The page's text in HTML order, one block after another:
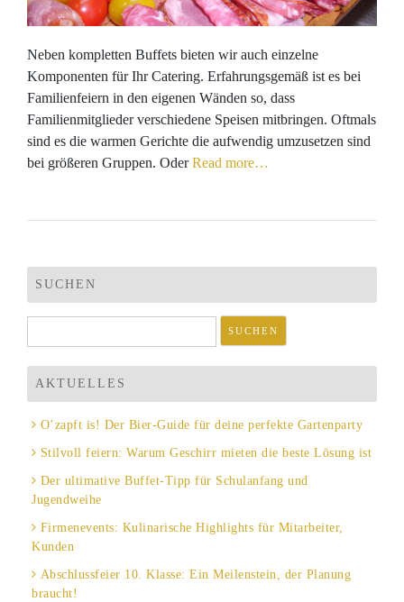
Neben kompletten Buffets bieten wir auch einzelne
Komponenten für Ihr Catering. Erfahrungsgemäß ist es bei
Familienfeiern in den eigenen Wänden so, dass
Familienmitglieder verschiedene Speisen mitbringen. Oftmals
sind es die warmen Gerichte die aufwendig umzusetzen sind
bei größeren Gruppen. OderRead more…
SUCHEN
nach:
AKTUELLES
O’zapft is! Der Bier-Guide für deine perfekte Gartenparty
Stilvoll feiern: Warum Geschirr mieten die beste Lösung ist
Der ultimative Buffet-Tipp für Schulanfang und
Jugendweihe
Firmenevents: Kulinarische Highlights für Mitarbeiter,
Kunden
Abschlussfeier 10. Klasse: Ein Meilenstein, der Planung
braucht!